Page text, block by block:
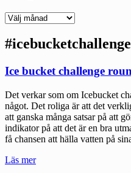
Deepedition
#icebucketchallenge
Ice bucket challenge
Det verkar som om Icebucket
något. Det roliga är att det
att ganska många satsar på att
indikator på att det är en bra
få chansen att hälla vatten på
Läs mer"Ice